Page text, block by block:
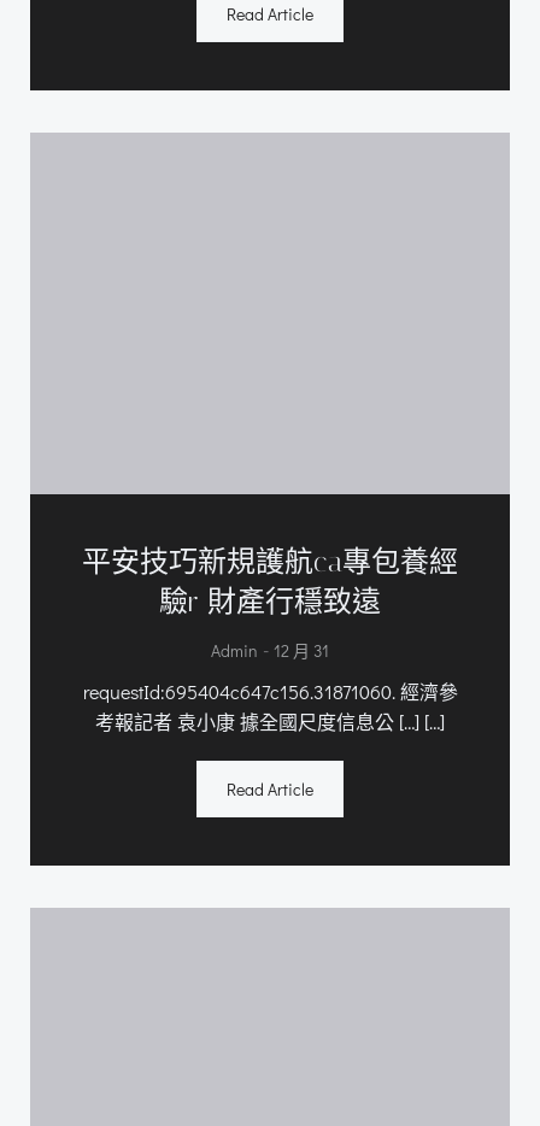
Read Article
平安技巧新規護航ca專包養經
驗r 財產行穩致遠
Admin - 12 月 31
requestId:695404c647c156.31871060. 經濟參
考報記者 袁小康 據全國尺度信息公 […] […]
Read Article